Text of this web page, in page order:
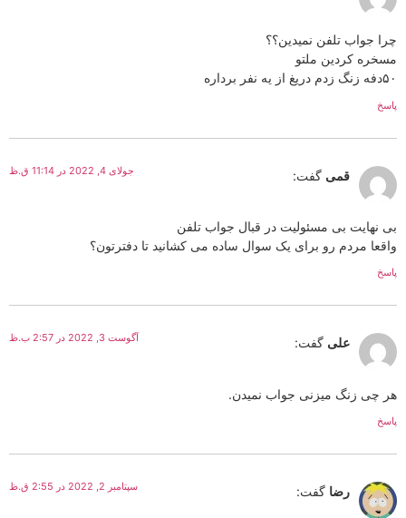
چرا جواب تلفن نمیدین؟؟
مسخره کردین ملتو
۵۰دفه زنگ زدم دریغ از یه نفر برداره
پاسخ
قمی گفت: جولای 4, 2022 در 11:14 ق.ظ
بی نهایت بی مسئولیت در قبال جواب تلفن
واقعا مردم رو برای یک سوال ساده می کشانید تا دفترتون؟
پاسخ
علی گفت: آگوست 3, 2022 در 2:57 ب.ظ
هر چی زنگ میزنی جواب نمیدن.
پاسخ
رضا گفت: سپتامبر 2, 2022 در 2:55 ق.ظ